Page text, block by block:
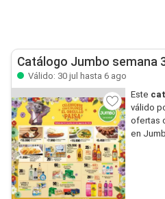
Catálogo Jumbo semana
Válido: 30 jul hasta 6 ago
Este
válido
ofertas
en